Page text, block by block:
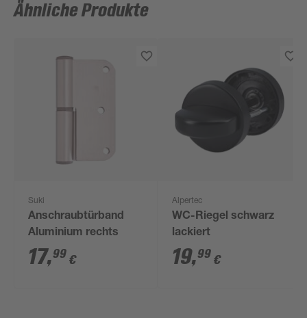
Ähnliche Produkte
Suki
Anschraubtürband
Aluminium rechts
17,99 €
Alpertec
WC-Riegel schwarz
lackiert
19,99 €